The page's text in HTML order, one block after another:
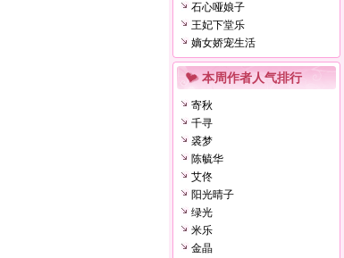
石心哑娘子
王妃下堂乐
嫡女娇宠生活
本周作者人气排行
寄秋
千寻
裘梦
陈毓华
艾佟
阳光晴子
绿光
米乐
金晶